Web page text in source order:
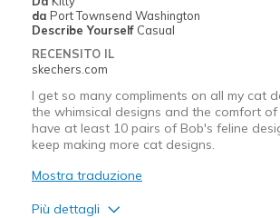
Going Out
Sizing
Feels half size too big
View On Shoes
I'm Into Shoes
da Port Townsend Washington
Describe Yourself Casual
RECENSITO IL
skechers.com
I get so many compliments on all my cat
the whimsical designs and the comfort of
have at least 10 pairs of Bob's feline
keep making more cat designs.
Mostra traduzione
Più dettagli